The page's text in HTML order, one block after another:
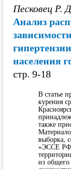
Песковец
Анализ
населения
cтр. 9-18
В статье
курения
также
выборка,
«ЭССЕ
из общего